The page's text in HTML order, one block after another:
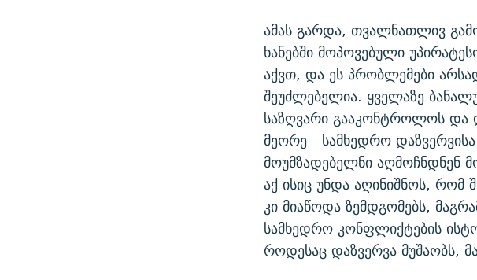
ამას გარდა, თვალნათლივ
ხანებში მოპოვებული
აქვთ, და ეს პრობლემები
შეუძლებელია. ყველაზე
საზღვარი გააკონტროლოს და
მეორე - სამხედრო
მოუმზადებელნი აღმოჩნდნენ
აქ ისიც უნდა აღინიშნოს,
კი მიაწოდა ზემდგომებს,
სამხედრო კონფლიქტების
როდესაც დაზვერვა მუშაობს,